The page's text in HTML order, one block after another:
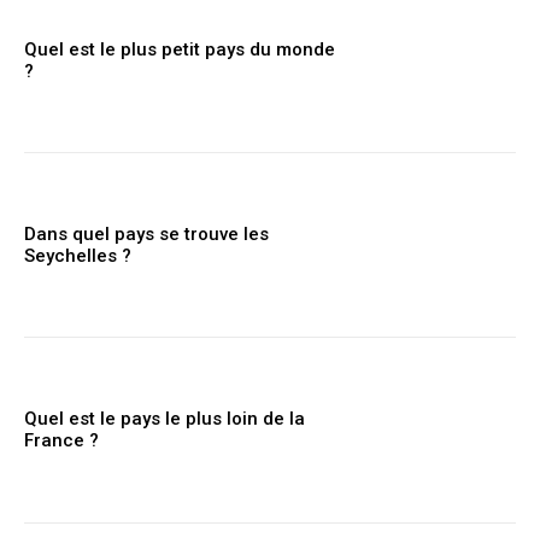
Quel est le plus petit pays du monde
?
Dans quel pays se trouve les
Seychelles ?
Quel est le pays le plus loin de la
France ?